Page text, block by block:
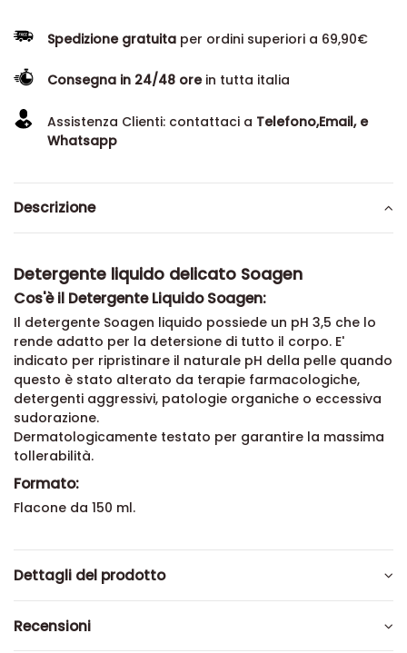
Spedizione gratuita per ordini superiori a 69,90€
Consegna in 24/48 orein tutta italia
Assistenza Clienti: contattaci a Telefono,Email, e
Whatsapp
Descrizione
Detergente liquido delicato Soagen
Cos'è il Detergente Liquido Soagen:
Il detergente Soagen liquido possiede un pH 3,5 che lo
rende adatto per la detersione di tutto il corpo. E'
indicato per ripristinare il naturale pH della pelle quando
questo è stato alterato da terapie farmacologiche,
detergenti aggressivi, patologie organiche o eccessiva
sudorazione.
Dermatologicamente testato per garantire la massima
tollerabilità.
Formato:
Flacone da 150 ml.
Dettagli del prodotto
Recensioni